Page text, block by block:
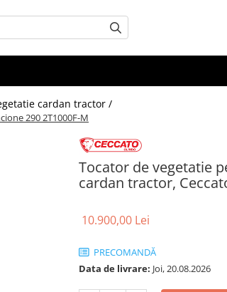
cardan tractor /
290 2T1000F-M
Tocator de vegetatie
cardan tractor,
10.900,00 Lei
PRECOMANDĂ
Data de livrare: Joi, 20.08.2026